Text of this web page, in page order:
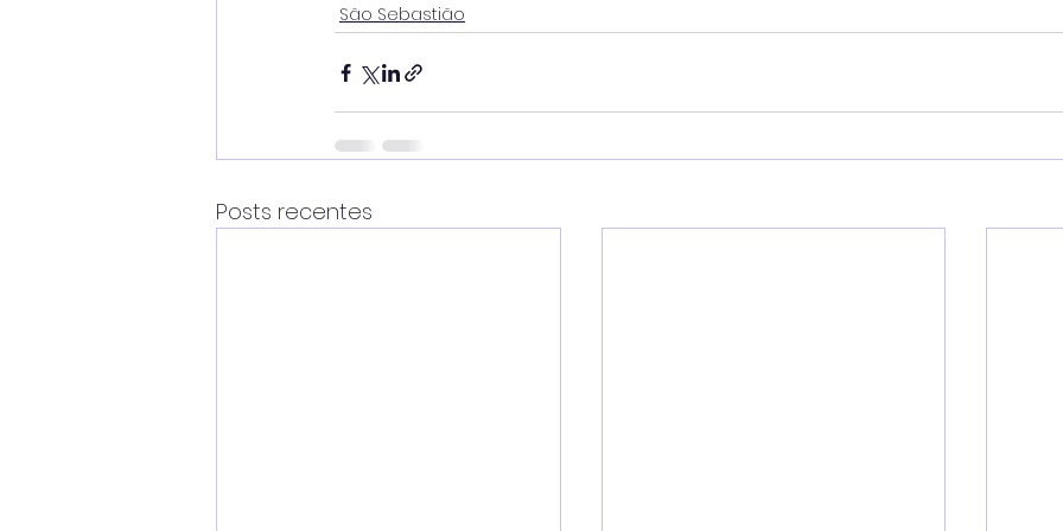
São Sebastião
Posts recentes